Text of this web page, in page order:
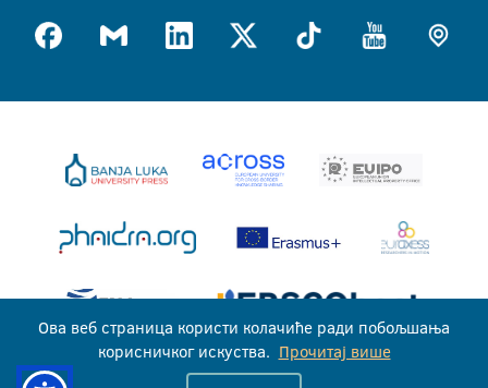
Ова веб страница користи колачиће ради побољшања
корисничког искуства. Прочитај више